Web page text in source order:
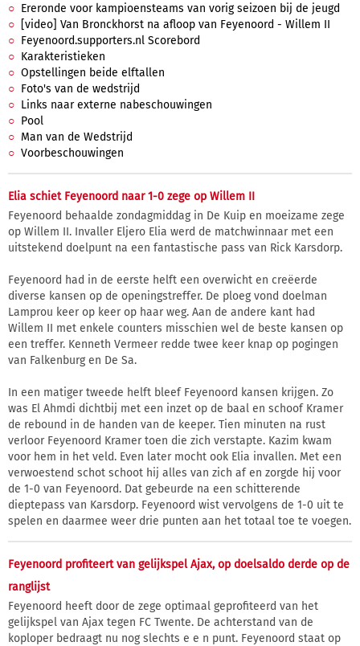
Ereronde voor kampioensteams van vorig seizoen bij de jeugd
[video] Van Bronckhorst na afloop van Feyenoord - Willem II
Feyenoord.supporters.nl Scorebord
Karakteristieken
Opstellingen beide elftallen
Foto's van de wedstrijd
Links naar externe nabeschouwingen
Pool
Man van de Wedstrijd
Voorbeschouwingen
Elia schiet Feyenoord naar 1-0 zege op Willem II
Feyenoord behaalde zondagmiddag in De Kuip en moeizame zege
op Willem II. Invaller Eljero Elia werd de matchwinnaar met een
uitstekend doelpunt na een fantastische pass van Rick Karsdorp.
Feyenoord had in de eerste helft een overwicht en creëerde
diverse kansen op de openingstreffer. De ploeg vond doelman
Lamprou keer op keer op haar weg. Aan de andere kant had
Willem II met enkele counters misschien wel de beste kansen op
een treffer. Kenneth Vermeer redde twee keer knap op pogingen
van Falkenburg en De Sa.
In een matiger tweede helft bleef Feyenoord kansen krijgen. Zo
was El Ahmdi dichtbij met een inzet op de baal en schoof Kramer
de rebound in de handen van de keeper. Tien minuten na rust
verloor Feyenoord Kramer toen die zich verstapte. Kazim kwam
voor hem in het veld. Even later mocht ook Elia invallen. Met een
verwoestend schot schoot hij alles van zich af en zorgde hij voor
de 1-0 van Feyenoord. Dat gebeurde na een schitterende
dieptepass van Karsdorp. Feyenoord wist vervolgens de 1-0 uit te
spelen en daarmee weer drie punten aan het totaal toe te voegen.
Feyenoord profiteert van gelijkspel Ajax, op doelsaldo derde op de
ranglijst
Feyenoord heeft door de zege optimaal geprofiteerd van het
gelijkspel van Ajax tegen FC Twente. De achterstand van de
koploper bedraagt nu nog slechts e e n punt. Feyenoord staat op